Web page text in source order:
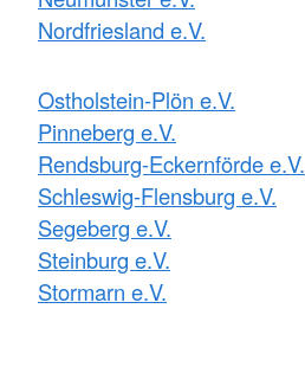
Nordfriesland e.V.
Ostholstein-Plön e.V.
Pinneberg e.V.
Rendsburg-Eckernförde e.V.
Schleswig-Flensburg e.V.
Segeberg e.V.
Steinburg e.V.
Stormarn e.V.